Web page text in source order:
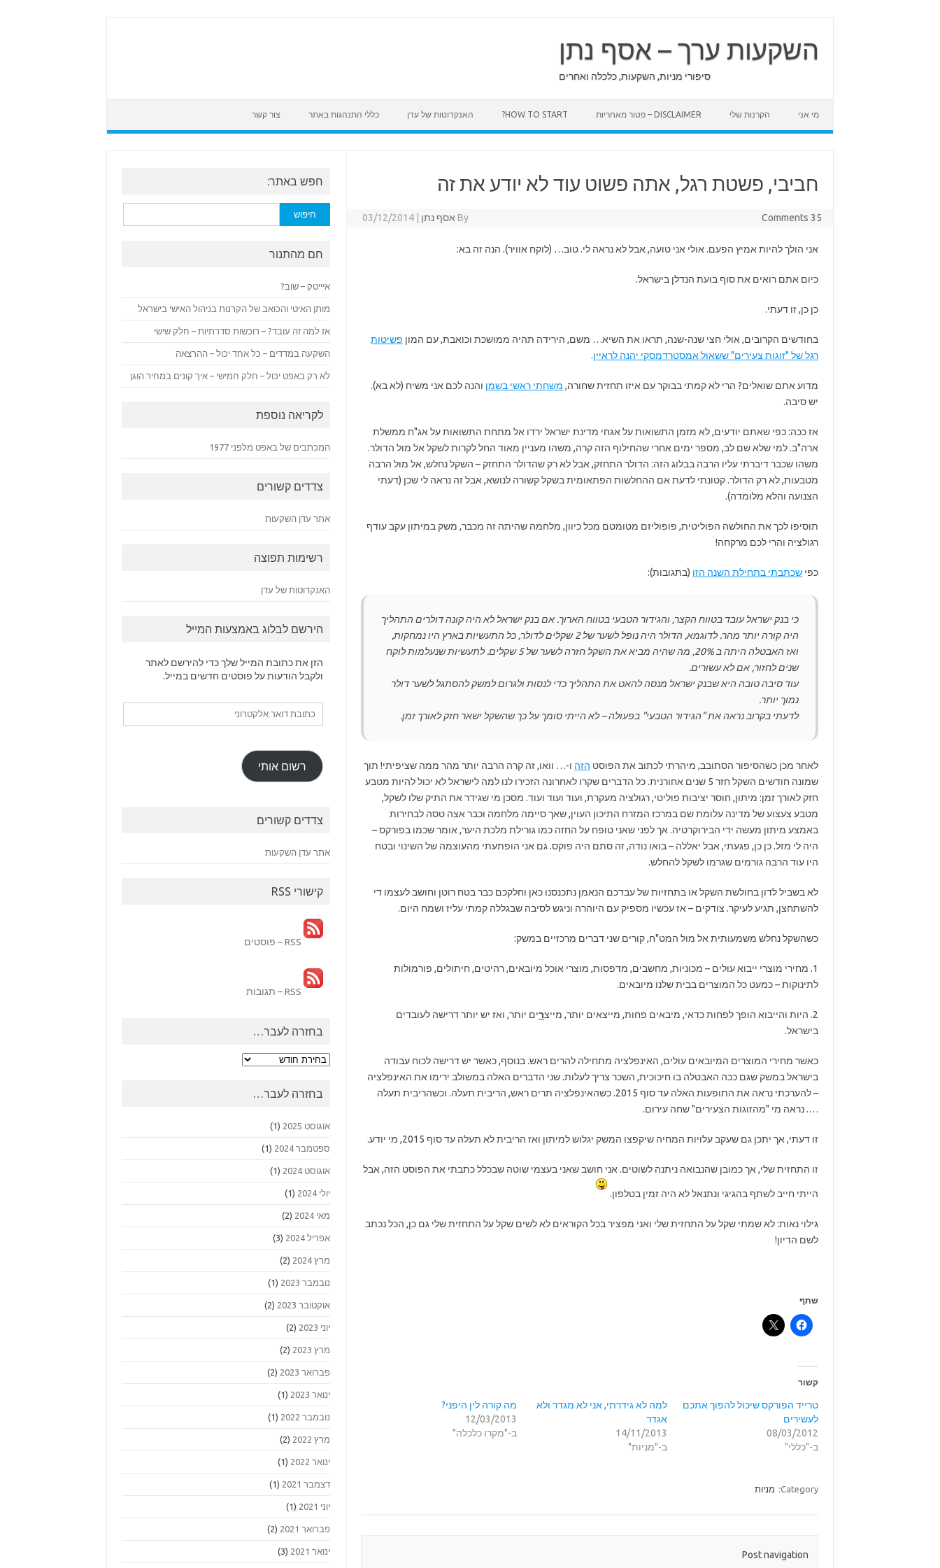
השקעות ערך – אסף נתן
סיפורי מניות, השקעות, כלכלה ואחרים
מי אני הקרנות שלי DISCLAIMER – פטור מאחריות HOW TO START? האנקדוטות של עדן כללי התנהגות באתר צור קשר
חביבי, פשטת רגל, אתה פשוט עוד לא יודע את זה
By אסף נתן 03/12/2014 35 Comments
אני הולך להיות אמיץ הפעם. אולי אני טועה, אבל לא נראה לי. טוב… (לוקח אוויר). הנה זה בא:
כיום אתם רואים את סוף בועת הנדלן בישראל.
כן כן, זו דעתי.
בחודשים הקרובים, אולי חצי שנה-שנה, תראו את השיא… משם, הירידה תהיה ממושכת וכואבת, עם המון פשיטות
רגל של "זוגות צעירים" ששאול אמסטרדמסקי יהנה לראיין.
מדוע אתם שואלים? הרי לא קמתי בבוקר עם איזו תחזית שחורה, משחתי ראשי בשמן והנה לכם אני משיח (לא בא).
יש סיבה.
אז ככה: כפי שאתם יודעים, לא מזמן התשואות על אגחי מדינת ישראל ירדו אל מתחת התשואות על אג"ח ממשלת
ארה"ב. למי שלא שם לב, מספר ימים אחרי שהחילוף הזה קרה, משהו מעניין מאוד החל לקרות לשקל אל מול הדולר.
משהו שכבר דיברתי עליו הרבה בבלוג הזה: הדולר התחזק, אבל לא רק שהדולר התחזק – השקל נחלש, אל מול הרבה
מטבעות, לא רק הדולר. קטונתי לדעת אם ההחלשות הפתאומית בשקל קשורה לנושא, אבל זה נראה לי שכן (דעתי
הצנועה והלא מלומדה).
תוסיפו לכך את החולשה הפוליטית, פופוליזם מטומטם מכל כיוון, מלחמה שהיתה זה מכבר, משק במיתון עקב עודף
רגולציה והרי לכם מרקחה!
כפי שכתבתי בתחילת השנה הזו (בתגובות):
כי בנק ישראל עובד בטווח הקצר, והגידור הטבעי בטווח הארוך. אם בנק ישראל לא היה קונה דולרים התהליך
היה קורה יותר מהר. לדוגמא, הדולר היה נופל לשער של 2 שקלים לדולר, כל התעשיות בארץ היו נמחקות,
ואז האבטלה היתה ב 20%, מה שהיה מביא את השקל חזרה לשער של 5 שקלים. לתעשיות שנעלמות לוקח
שנים לחזור, אם לא עשורים.
עוד סיבה טובה היא שבנק ישראל מנסה להאט את התהליך כדי לנסות ולגרום למשק להסתגל לשער דולר
נמוך יותר.
לדעתי בקרוב נראה את "הגידור הטבעי" בפעולה – לא הייתי סומך על כך שהשקל ישאר חזק לאורך זמן.
לאחר מכן כשהסיפור הסתובב, מיהרתי לכתוב את הפוסט הזה ו-… וואו, זה קרה הרבה יותר מהר ממה שציפיתי! תוך
שמונה חודשים השקל חזר 5 שנים אחורנית. כל הדברים שקרו לאחרונה הזכירו לנו למה לישראל לא יכול להיות מטבע
חזק לאורך זמן: מיתון, חוסר יציבות פוליטי, רגולציה מעקרת, ועוד ועוד ועוד. מסכן מי שגידר את התיק שלו לשקל,
מטבע צעצוע של מדינה עלומת שם במרכז המזרח התיכון העוין, שאך סיימה מלחמה וכבר אצה טסה לבחירות
באמצע מיתון מעשה ידי הבירוקרטיה. אך לפני שאני טופח על החזה כמו גורילת מלכת היער, אומר שכמו בפורקס –
היה לי מזל. כן כן, פגעתי, אבל יאללה – בואו נודה, זה סתם היה פוקס. גם אני הופתעתי מהעוצמה של השינוי ובטח
היו עוד הרבה גורמים שגרמו לשקל להחלש.
לא בשביל לדון בחולשת השקל או בתחזיות של עבדכם הנאמן נתכנסנו כאן וחלקכם כבר בטח רוטן וחושב לעצמו די
להשתחצן, תגיע לעיקר. צודקים – אז עכשיו מספיק עם היוהרה וניגש לסיבה שבגללה קמתי עליז ושמח היום.
כשהשקל נחלש משמעותית אל מול המט"ח, קורים שני דברים מרכזיים במשק:
1. מחירי מוצרי ייבוא עולים – מכוניות, מחשבים, מדפסות, מוצרי אוכל מיובאים, רהיטים, חיתולים, פורמולות
לתינוקות – כמעט כל המוצרים בבית שלנו מיובאים.
2. היות והייבוא הופך לפחות כדאי, מיבאים פחות, מייצאים יותר, מייצ רים יותר, ואז יש יותר דרישה לעובדים
בישראל.
כאשר מחירי המוצרים המיובאים עולים, האינפלציה מתחילה להרים ראש. בנוסף, כאשר יש דרישה לכוח עבודה
בישראל במשק שגם ככה האבטלה בו חיכוכית, השכר צריך לעלות. שני הדברים האלה במשולב ירימו את האינפלציה
– להערכתי נראה את התופעות האלה עד סוף 2015. כשהאינפלציה תרים ראש, הריבית תעלה. וכשהריבית תעלה
…. נראה מי "מהזוגות הצעירים" שחה עירום.
זו דעתי, אך יתכן גם שעקב עלויות המחיה שיקפצו המשק יגלוש למיתון ואז הריבית לא תעלה עד סוף 2015, מי יודע.
זו התחזית שלי, אך כמובן שהנבואה ניתנה לשוטים. אני חושב שאני בעצמי שוטה שבכלל כתבתי את הפוסט הזה, אבל
הייתי חייב לשתף בהגיגי ונתנאל לא היה זמין בטלפון.
גילוי נאות: לא שמתי שקל על התחזית שלי ואני מפציר בכל הקוראים לא לשים שקל על התחזית שלי גם כן, הכל נכתב
לשם הדיון!
שתף
קשור
טרייד הפורקס שיכול להפוך אתכם
לעשירים
08/03/2012
ב-"כללי"
למה לא גידרתי, אני לא מגדר ולא
אגדר
14/11/2013
ב-"מניות"
מה קורה לין היפני?
12/03/2013
ב-"מקרו כלכלה"
Category: מניות
Post navigation
חפש באתר:
חיפוש:
חם מהתנור
איייטק – שוב?
מותן האיטי והכואב של הקרנות בניהול האישי בישראל
אז למה זה עובד? – רוכשות סדרתיות – חלק שישי
השקעה במדדים – כל אחד יכול – ההרצאה
לא רק באפט יכול – חלק חמישי – איך קונים במחיר הוגן
לקריאה נוספת
המכתבים של באפט מלפני 1977
צדדים קשורים
אתר עדן השקעות
רשימות תפוצה
האנקדוטות של עדן
הירשם לבלוג באמצעות המייל
הזן את כתובת המייל שלך כדי להירשם לאתר
ולקבל הודעות על פוסטים חדשים במייל.
רשום אותי
צדדים קשורים
אתר עדן השקעות
קישורי RSS
בחזרה לעבר…
בחזרה
בחזרה לעבר…
אוגוסט 2025 (1)
ספטמבר 2024 (1)
אוגוסט 2024 (1)
יולי 2024 (1)
מאי 2024 (2)
אפריל 2024 (3)
מרץ 2024 (2)
נובמבר 2023 (1)
אוקטובר 2023 (2)
יוני 2023 (2)
מרץ 2023 (2)
פברואר 2023 (2)
ינואר 2023 (1)
נובמבר 2022 (1)
מרץ 2022 (2)
ינואר 2022 (1)
דצמבר 2021 (1)
יוני 2021 (1)
פברואר 2021 (2)
ינואר 2021 (3)